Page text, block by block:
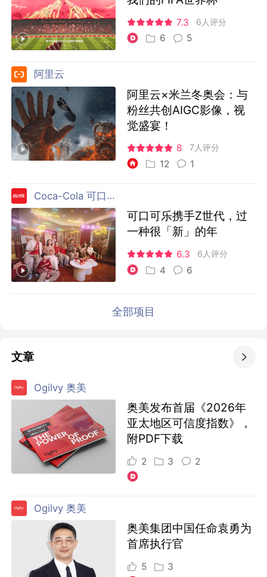
7.3 6人评分
6 5
阿里云
阿里云×米兰冬奥会：与
粉丝共创AIGC影像，视
觉盛宴！
8 7人评分
12 1
Coca-Cola 可口可乐
可口可乐携手Z世代，过
一种很「新」的年
6.3 6人评分
4 6
全部项目
文章 
Ogilvy 奥美
奥美发布首届《2026年
亚太地区可信度指数》，
附PDF下载
2 3 2
Ogilvy 奥美
奥美集团中国任命袁勇为
首席执行官
5 3